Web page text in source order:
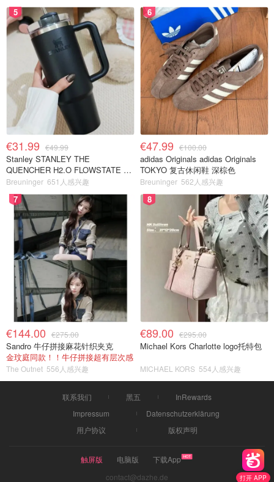
打开 APP
5
€31.99 €49.99
Stanley STANLEY THE
QUENCHER H2.O FLOWSTATE 保
温杯 1.18L 黑色
Breuninger 651人感兴趣
6
€47.99 €100.00
adidas Originals adidas Originals
TOKYO 复古休闲鞋 深棕色
Breuninger 562人感兴趣
7
€144.00 €275.00
Sandro 牛仔拼接麻花针织夹克
金玟庭同款！！牛仔拼接超有层次感
The Outnet 556人感兴趣
8
€89.00 €295.00
Michael Kors Charlotte logo托特包
MICHAEL KORS 554人感兴趣
联系我们 黑五
InRewards
Impressum
Datenschutzerklärung
用户协议
版权声明
触屏版 电脑版
下载App
contact@dazhe.de